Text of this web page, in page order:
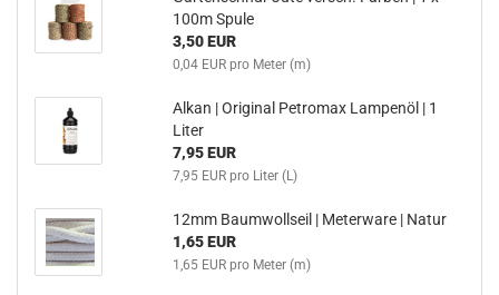
100m Spule
3,50 EUR
0,04 EUR pro Meter (m)
Alkan | Original Petromax Lampenöl | 1
Liter
7,95 EUR
7,95 EUR pro Liter (L)
12mm Baumwollseil | Meterware | Natur
1,65 EUR
1,65 EUR pro Meter (m)